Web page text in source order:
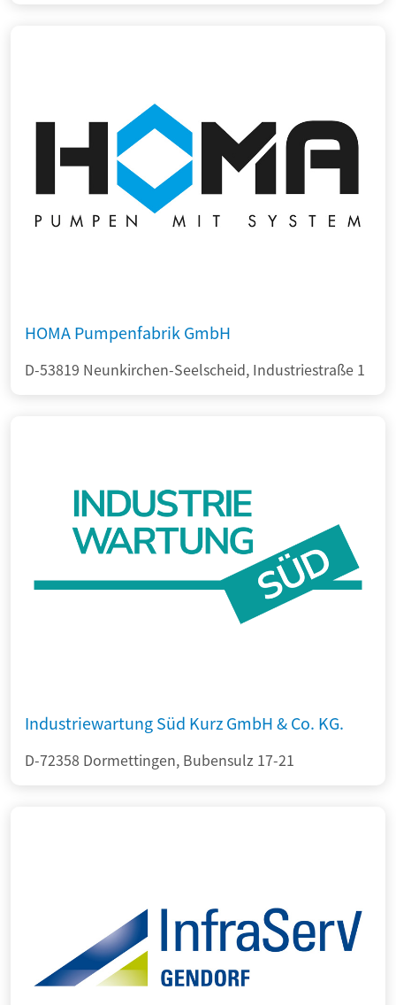
HOMA Pumpenfabrik GmbH
D-53819 Neunkirchen-Seelscheid, Industriestraße 1
Industriewartung Süd Kurz GmbH & Co. KG.
D-72358 Dormettingen, Bubensulz 17-21